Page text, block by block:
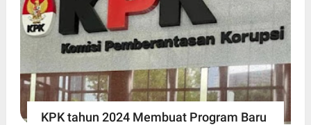
KPK tahun 2024 Membuat Program Baru